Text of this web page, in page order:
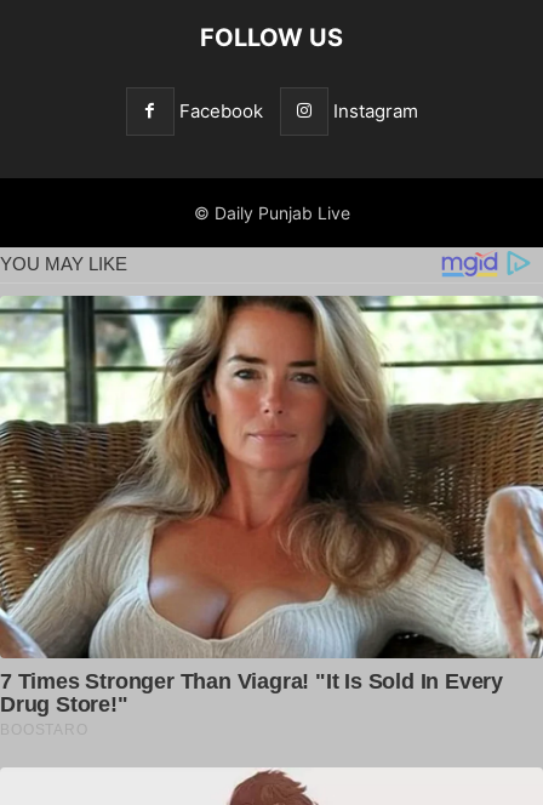
FOLLOW US
Facebook Instagram
© Daily Punjab Live